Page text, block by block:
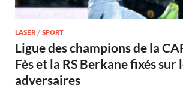
LASER / SPORT
Ligue des champions de la
Fès et la RS Berkane fixés sur
adversaires